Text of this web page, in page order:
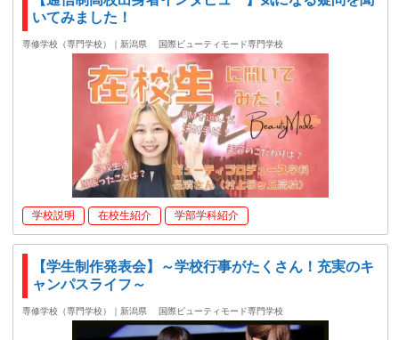
いてみました！
専修学校（専門学校）｜新潟県 国際ビューティモード専門学校
学校説明 在校生紹介 学部学科紹介
【学生制作発表会】～学校行事がたくさん！充実のキ
ャンパスライフ～
専修学校（専門学校）｜新潟県 国際ビューティモード専門学校